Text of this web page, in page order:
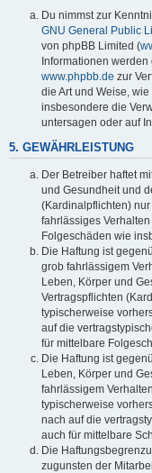
Du nimmst zur
GNU General Public
von phpBB Limited (
Informationen
www.phpbb.de zur
die Art und Weise,
insbesondere die
untersagen oder auf
5. GEWÄHRLEISTUNG
Der Betreiber haftet
und Gesundheit und
(Kardinalpflichten)
fahrlässiges
Folgeschäden wie
Die Haftung ist
grob fahrlässigem
Leben, Körper und
Vertragspflichten
typischerweise
auf die
für mittelbare
Die Haftung ist
Leben, Körper und
fahrlässigem
typischerweise
nach auf die
auch für mittelbare
Die
zugunsten der